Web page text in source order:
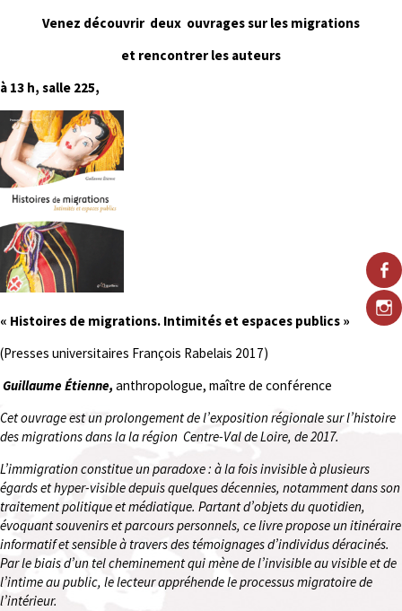
Venez découvrir deux ouvrages sur les migrations
et rencontrer les auteurs
à 13 h, salle 225,
« Histoires de migrations. Intimités et espaces publics »
(Presses universitaires François Rabelais 2017)
Guillaume Étienne, anthropologue, maître de conférence
Cet ouvrage est un prolongement de l’exposition régionale sur l’histoire
des migrations dans la la région Centre-Val de Loire, de 2017.
L’immigration constitue un paradoxe : à la fois invisible à plusieurs
égards et hyper-visible depuis quelques décennies, notamment dans son
traitement politique et médiatique. Partant d’objets du quotidien,
évoquant souvenirs et parcours personnels, ce livre propose un itinéraire
informatif et sensible à travers des témoignages d’individus déracinés.
Par le biais d’un tel cheminement qui mène de l’invisible au visible et de
l’intime au public, le lecteur appréhende le processus migratoire de
l’intérieur.